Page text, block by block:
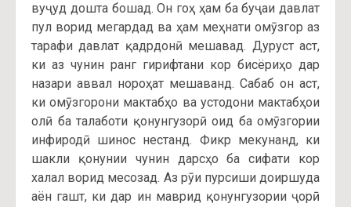
вуҷуд дошта бошад. Он гоҳ ҳам ба буҷаи давлат
пул ворид мегардад ва ҳам меҳнати омӯзгор аз
тарафи давлат қадрдонӣ мешавад. Дуруст аст,
ки аз чунин ранг гирифтани кор бисёриҳо дар
назари аввал нороҳат мешаванд. Сабаб он аст,
ки омӯзгорони мактабҳо ва устодони мактабҳои
олӣ ба талаботи қонунгузорӣ оид ба омӯзгории
инфиродӣ шинос нестанд. Фикр мекунанд, ки
шакли қонунии чунин дарсҳо ба сифати кор
халал ворид месозад. Аз рӯи пурсиши доиршуда
аён гашт, ки дар ин маврид қонунгузории ҷорӣ